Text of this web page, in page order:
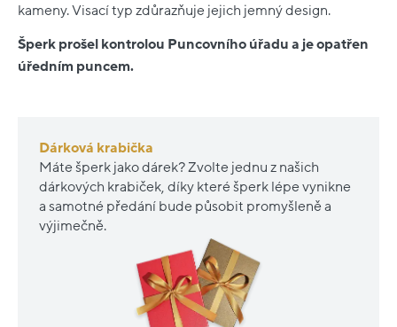
kameny. Visací typ zdůrazňuje jejich jemný design.
Šperk prošel kontrolou Puncovního úřadu a je opatřen
úředním puncem.
Dárková krabička
Máte šperk jako dárek? Zvolte jednu z našich
dárkových krabiček, díky které šperk lépe vynikne
a samotné předání bude působit promyšleně a
výjimečně.